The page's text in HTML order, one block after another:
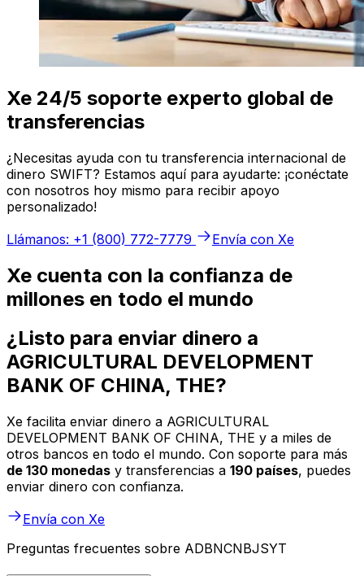
Xe 24/5 soporte experto global de
transferencias
¿Necesitas ayuda con tu transferencia internacional de
dinero SWIFT? Estamos aquí para ayudarte: ¡conéctate
con nosotros hoy mismo para recibir apoyo
personalizado!
Llámanos: +1 (800) 772-7779
Envía con Xe
Xe cuenta con la confianza de
millones en todo el mundo
¿Listo para enviar dinero a
AGRICULTURAL DEVELOPMENT
BANK OF CHINA, THE?
Xe facilita enviar dinero a AGRICULTURAL
DEVELOPMENT BANK OF CHINA, THE y a miles de
otros bancos en todo el mundo. Con soporte para más
de 130 monedas y transferencias a 190 países, puedes
enviar dinero con confianza.
Envía con Xe
Preguntas frecuentes sobre ADBNCNBJSYT